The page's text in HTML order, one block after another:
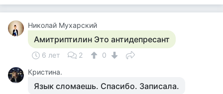
Николай Мухарский
Амитриптилин Это антидепресант
6 лет 2
0
Кристина.
Язык сломаешь. Спасибо. Записала.